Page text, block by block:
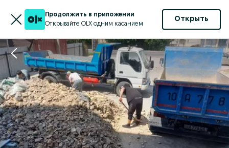
Продолжить в приложении
Открывайте OLX одним касанием
Открыть